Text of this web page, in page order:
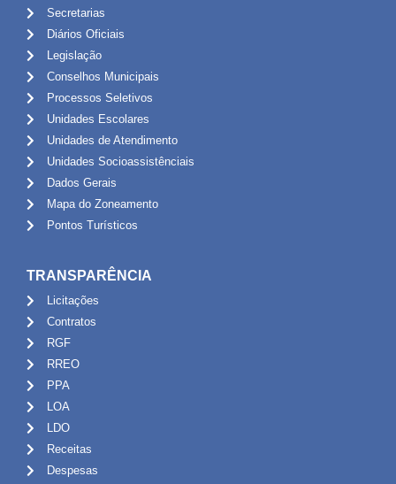
Secretarias
Diários Oficiais
Legislação
Conselhos Municipais
Processos Seletivos
Unidades Escolares
Unidades de Atendimento
Unidades Socioassistênciais
Dados Gerais
Mapa do Zoneamento
Pontos Turísticos
TRANSPARÊNCIA
Licitações
Contratos
RGF
RREO
PPA
LOA
LDO
Receitas
Despesas